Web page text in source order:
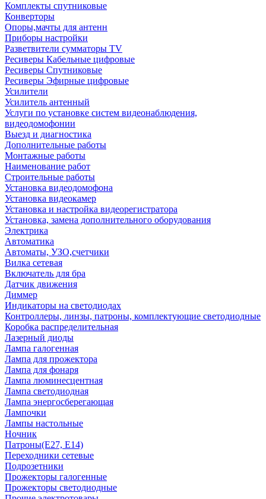
Комплекты спутниковые
Конверторы
Опоры,мачты для антенн
Приборы настройки
Разветвители сумматоры TV
Ресиверы Кабельные цифровые
Ресиверы Спутниковые
Ресиверы Эфирные цифровые
Усилители
Усилитель антенный
Услуги по установке систем видеонаблюдения,
видеодомофонии
Выезд и диагностика
Дополнительные работы
Монтажные работы
Наименование работ
Строительные работы
Установка видеодомофона
Установка видеокамер
Установка и настройка видеорегистратора
Установка, замена дополнительного оборудования
Электрика
Автоматика
Автоматы, УЗО,счетчики
Вилка сетевая
Включатель для бра
Датчик движения
Диммер
Индикаторы на светодиодах
Контроллеры, линзы, патроны, комплектующие светодиодные
Коробка распределительная
Лазерный диоды
Лампа галогенная
Лампа для прожектора
Лампа для фонаря
Лампа люминесцентная
Лампа светодиодная
Лампа энергосберегающая
Лампочки
Лампы настольные
Ночник
Патроны(Е27, Е14)
Переходники сетевые
Подрозетники
Прожекторы галогенные
Прожекторы светодиодные